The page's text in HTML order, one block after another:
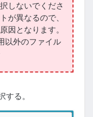
しないでくださ
が異なるので、
因となります。
以外のファイル
する。